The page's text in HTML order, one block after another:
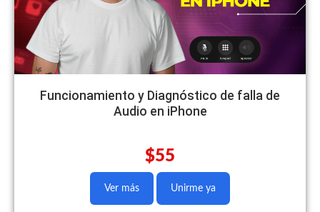
Funcionamiento y Diagnóstico de falla de
Audio en iPhone
$55
Ver más Unirme ya